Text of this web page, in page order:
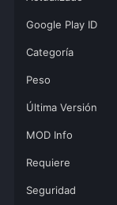
Google Play ID
Categoría
Peso
Última Versión
MOD Info
Requiere
Seguridad